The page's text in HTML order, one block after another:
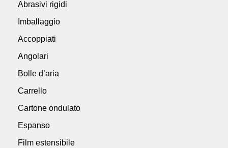
Abrasivi rigidi
Imballaggio
Accoppiati
Angolari
Bolle d’aria
Carrello
Cartone ondulato
Espanso
Film estensibile